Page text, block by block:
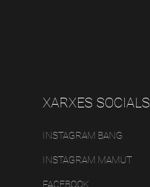
XARXES SOCIALS
INSTAGRAM BANG
INSTAGRAM MAMUT
FACEBOOK